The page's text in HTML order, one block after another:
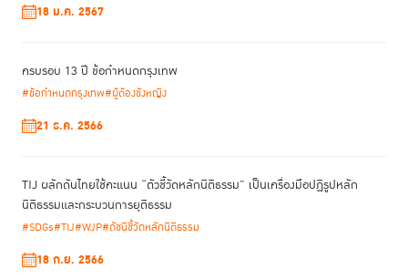
เรื่องที่จะแก้ได้ด้วยตำรวจเท่านั้น
กดลิงค์ให้ดาวน์โหลดแอปพลิเคชัน พวกเขามักจะต้องเผชิญกับความลำบากใน
การติดตามเงินของตนเองให้ได้คืน ตั้งแต่ขั้นตอนการอายัดบัญชีธนาคารที่อาจ
จะมีหลายบัญชีและต้องใช้เวลาในการติดต่อธนาคารแต่ละแห่งด้วยหมายเลขที่
แตกต่างกันของแต่ละธนาคาร จากนั้นยังใช้เวลาอีกมากไปกับการพยายามแจ้ง
ในบัญชี” หลุดลอยออกจากบัญชีไปหมดแล้ว โดยผ่านบัญชีม้าอีกนับสิบบัญชี
แม้แต่ในฝั่งของธนาคาร เมื่อได้รับแจ้งเหตุแล้วอาจจะต้องใช้เวลาค่อนข้างนาน
เพื่อยืนยันในการอายัดบัญชี และต้องเขียนอีเมลเพื่อแจ้งไปยังธนาคารอื่นๆ
เพื่อให้ติดตามเส้นทางของเงินที่ถูกโอนออกไป จากนั้นตำรวจจึงจะมีอำนาจเข้า
18 ม.ค. 2567
ครบรอบ 13 ปี ข้อกำหนดกรุงเทพ
#ข้อกำหนดกรุงเทพ#ผู้ต้องขังหญิง
21 ธ.ค. 2566
TIJ ผลักดันไทยใช้คะแนน “ตัวชี้วัดหลักนิติธรรม” เป็นเครื่องมือปฏิรูปหลัก
นิติธรรมและกระบวนการยุติธรรม
#SDGs#TIJ#WJP#ดัชนีชี้วัดหลักนิติธรรม
18 ก.ย. 2566